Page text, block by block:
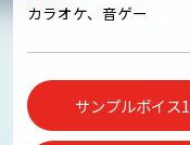
カラオケ、音ゲー
サンプルボイス1